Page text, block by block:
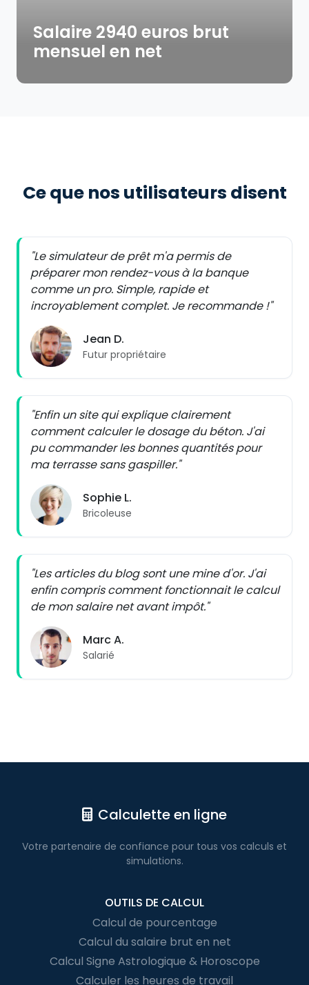
Salaire 2940 euros brut
mensuel en net
Ce que nos utilisateurs disent
"Le simulateur de prêt m'a permis de
préparer mon rendez-vous à la banque
comme un pro. Simple, rapide et
incroyablement complet. Je recommande !"
Jean D.
Futur propriétaire
"Enfin un site qui explique clairement
comment calculer le dosage du béton. J'ai
pu commander les bonnes quantités pour
ma terrasse sans gaspiller."
Sophie L.
Bricoleuse
"Les articles du blog sont une mine d'or. J'ai
enfin compris comment fonctionnait le calcul
de mon salaire net avant impôt."
Marc A.
Salarié
Calculette en ligne
Votre partenaire de confiance pour tous vos calculs et
simulations.
OUTILS DE CALCUL
Calcul de pourcentage
Calcul du salaire brut en net
Calcul Signe Astrologique & Horoscope
Calculer les heures de travail